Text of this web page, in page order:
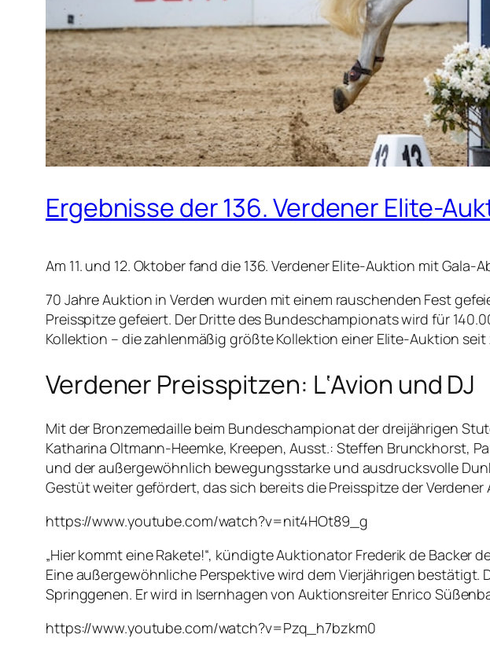
Ergebnisse der 136. Verdener Elite-
Am 11. und 12. Oktober fand die 136. Verdener Elite-Auktion mit
70 Jahre Auktion in Verden wurden mit einem rauschenden Fest
Preisspitze gefeiert. Der Dritte des Bundeschampionats wird für
Kollektion – die zahlenmäßig größte Kollektion einer Elite-Auktion
Verdener Preisspitzen: L‘Avion und DJ
Mit der Bronzemedaille beim Bundeschampionat der dreijährigen
Katharina Oltmann-Heemke, Kreepen, Ausst.: Steffen Brunckhorst,
und der außergewöhnlich bewegungsstarke und ausdrucksvolle
Gestüt weiter gefördert, das sich bereits die Preisspitze der
https://www.youtube.com/watch?v=nit4HOt89_g
„Hier kommt eine Rakete!“, kündigte Auktionator Frederik de Backer
Eine außergewöhnliche Perspektive wird dem Vierjährigen
Springgenen. Er wird in Isernhagen von Auktionsreiter Enrico
https://www.youtube.com/watch?v=Pzq_h7bzkm0